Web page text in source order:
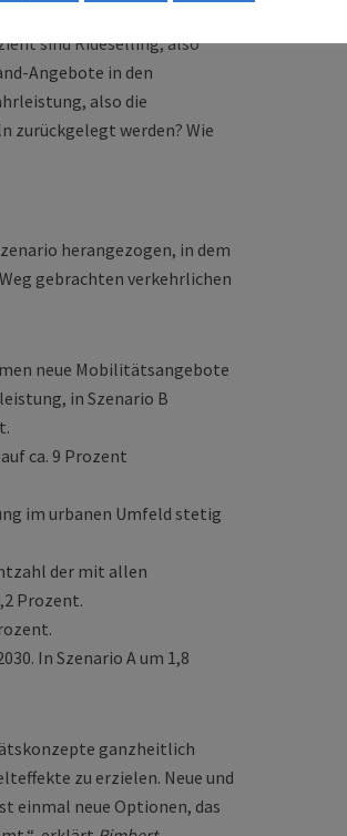
im Anschluss
sind Rideselling, also
Angebote in den
also die
zurückgelegt werden? Wie
herangezogen, in dem
gebrachten verkehrlichen
neue Mobilitätsangebote
in Szenario B
ca. 9 Prozent
im urbanen Umfeld stetig
der mit allen
Prozent.
In Szenario A um 1,8
ganzheitlich
zu erzielen. Neue und
einmal neue Optionen, das